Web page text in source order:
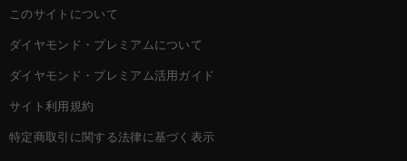
このサイトについて
ダイヤモンド・プレミアムについて
ダイヤモンド・プレミアム活用ガイド
サイト利用規約
特定商取引に関する法律に基づく表示